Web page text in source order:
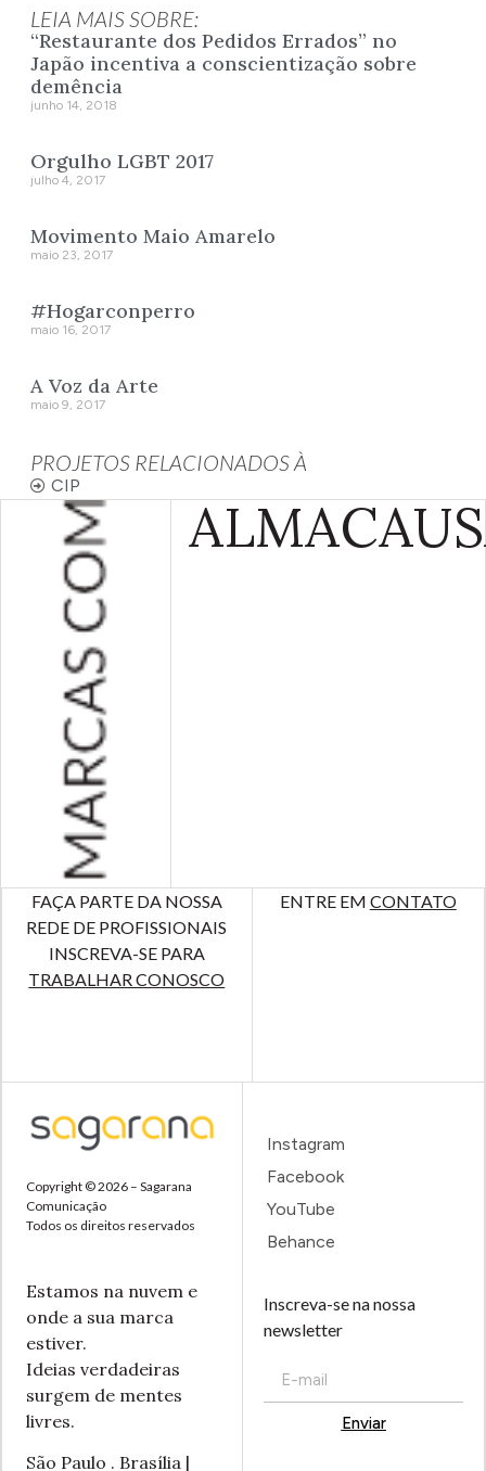
LEIA MAIS SOBRE:
“Restaurante dos Pedidos Errados” no
Japão incentiva a conscientização sobre
demência
junho 14, 2018
Orgulho LGBT 2017
julho 4, 2017
Movimento Maio Amarelo
maio 23, 2017
#Hogarconperro
maio 16, 2017
A Voz da Arte
maio 9, 2017
PROJETOS RELACIONADOS À
CIP
ALMA
FAÇA PARTE DA NOSSA
REDE DE PROFISSIONAIS
INSCREVA-SE PARA
TRABALHAR CONOSCO
ENTRE EM CONTATO
Copyright © 2026 – Sagarana
Comunicação
Todos os direitos reservados
Estamos na nuvem e
onde a sua marca
estiver.
Ideias verdadeiras
surgem de mentes
livres.
São Paulo . Brasília |
Instagram
Facebook
YouTube
Behance
Inscreva-se na nossa
newsletter
Enviar